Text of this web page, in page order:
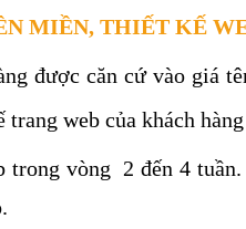
MIỀN, THIẾT KẾ
được căn cứ vào giá
web của khách hàng
trong vòng 2 đến 4